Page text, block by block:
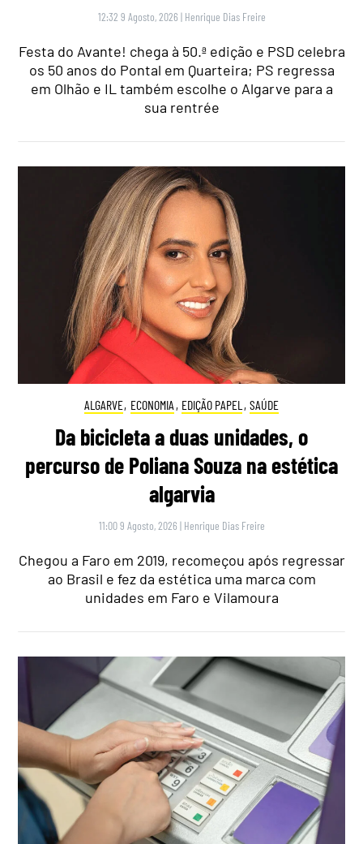
12:32 9 Agosto, 2026 | Henrique Dias Freire
Festa do Avante! chega à 50.ª edição e PSD celebra
os 50 anos do Pontal em Quarteira; PS regressa
em Olhão e IL também escolhe o Algarve para a
sua rentrée
ALGARVE, ECONOMIA , EDIÇÃO PAPEL , SAÚDE
Da bicicleta a duas unidades, o
percurso de Poliana Souza na estética
algarvia
11:00 9 Agosto, 2026 | Henrique Dias Freire
Chegou a Faro em 2019, recomeçou após regressar
ao Brasil e fez da estética uma marca com
unidades em Faro e Vilamoura